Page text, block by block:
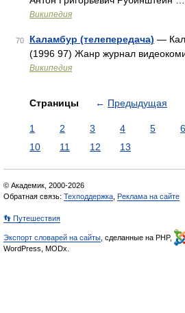
Википедия
70 Каламбур (телепередача) —
(1996 97) Жанр журнал
Википедия
Страницы ← Предыдущая
1 2 3 4 5 6
10
11 12 13
© Академик, 2000-2026
Обратная связь: Техподдержка Реклама на сайте
👣 Путешествия
Экспорт словарей на сайты , сделанные на PHP,
WordPress, MODx.